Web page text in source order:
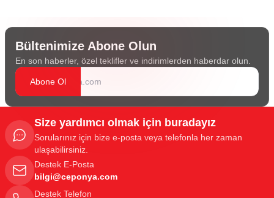
Bültenimize Abone Olun
En son haberler, özel teklifler ve indirimlerden haberdar olun.
Abone Ol
Size yardımcı olmak için buradayız
Sorularınız için bize e-posta veya telefonla her zaman
ulaşabilirsiniz.
Destek E-Posta
bilgi@ceponya.com
Destek Telefon